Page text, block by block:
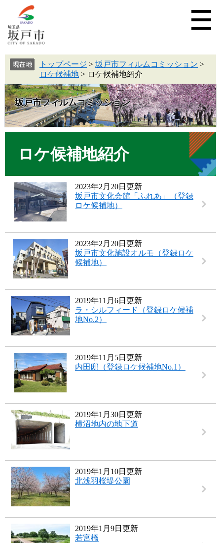
トップページ > 坂戸市フィルムコミッション >
ロケ候補地 > ロケ候補地紹介
坂戸市フィルムコミッション
ロケ候補地紹介
2023年2月20日更新
坂戸市文化会館「ふれあ」（登録
ロケ候補地）
2023年2月20日更新
坂戸市文化施設オルモ（登録ロケ
候補地）
2019年11月6日更新
ラ・シルフィード（登録ロケ候補
地No.2）
2019年11月5日更新
内田邸（登録ロケ候補地No.1）
2019年1月30日更新
横沼地内の地下道
2019年1月10日更新
北浅羽桜堤公園
2019年1月9日更新
若宮橋